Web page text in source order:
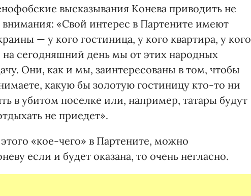
высказывания Конева приводить не
внимания: «Свой интерес в Партените имеют
— у кого гостиница, у кого квартира, у кого
сегодняшний день мы от этих народных
Они, как и мы, заинтересованы в том, чтобы
какую бы золотую гостиницу кто-то ни
в убитом поселке или, например, татары будут
не приедет».
«кое-чего» в Партените, можно
если и будет оказана, то очень негласно.